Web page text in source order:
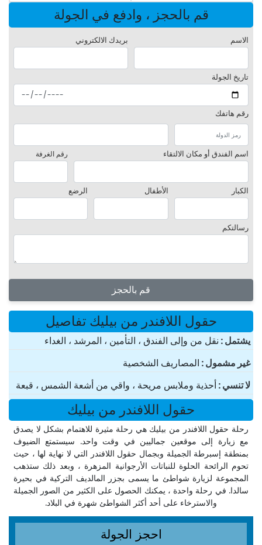
قم بالحجز ، وادفع في الجولة
الاسم بريدك الالكتروني
تاريخ الجولة
رقم هاتفك
اسم الفندق أو مكان الالتقاء رقم الغرفة
الكبار الأطفال الرضع
رسالتكم
قم بالحجز
حقول اللافندر من بيليك تفاصيل
یشتمل نقل من وإلى الفندق ، التأمين ، المرشد ، الغداء
غير مشمول المصاريف الشخصية
لا تنسي أحذية وملابس مريحة ، واقي من أشعة الشمس ، قبعة
حقول اللافندر من بيليك
رحلة حقول اللافندر من بيليك هي رحلة مثيرة للاهتمام بشكل لا يصدق
مع زيارة إلى موقعين جماليين في وقت واحد. سيستمتع الضيوف
بمنطقة إسبرطة الجميلة وبجمال حقول اللافندر التي لا نهاية لها ، حيث
تحوم الرائحة الحلوة للنباتات الأرجوانية المزهرة ، وبعد ذلك ستذهب
المجموعة لزيارة شواطئ ما يسمى بجزر المالديف التركية في بحيرة
سالدا. في رحلة واحدة ، يمكنك الحصول على الكثير من الصور الجميلة
والاسترخاء على أحد أكثر الشواطئ شهرة في البلاد.
احجز الجولة